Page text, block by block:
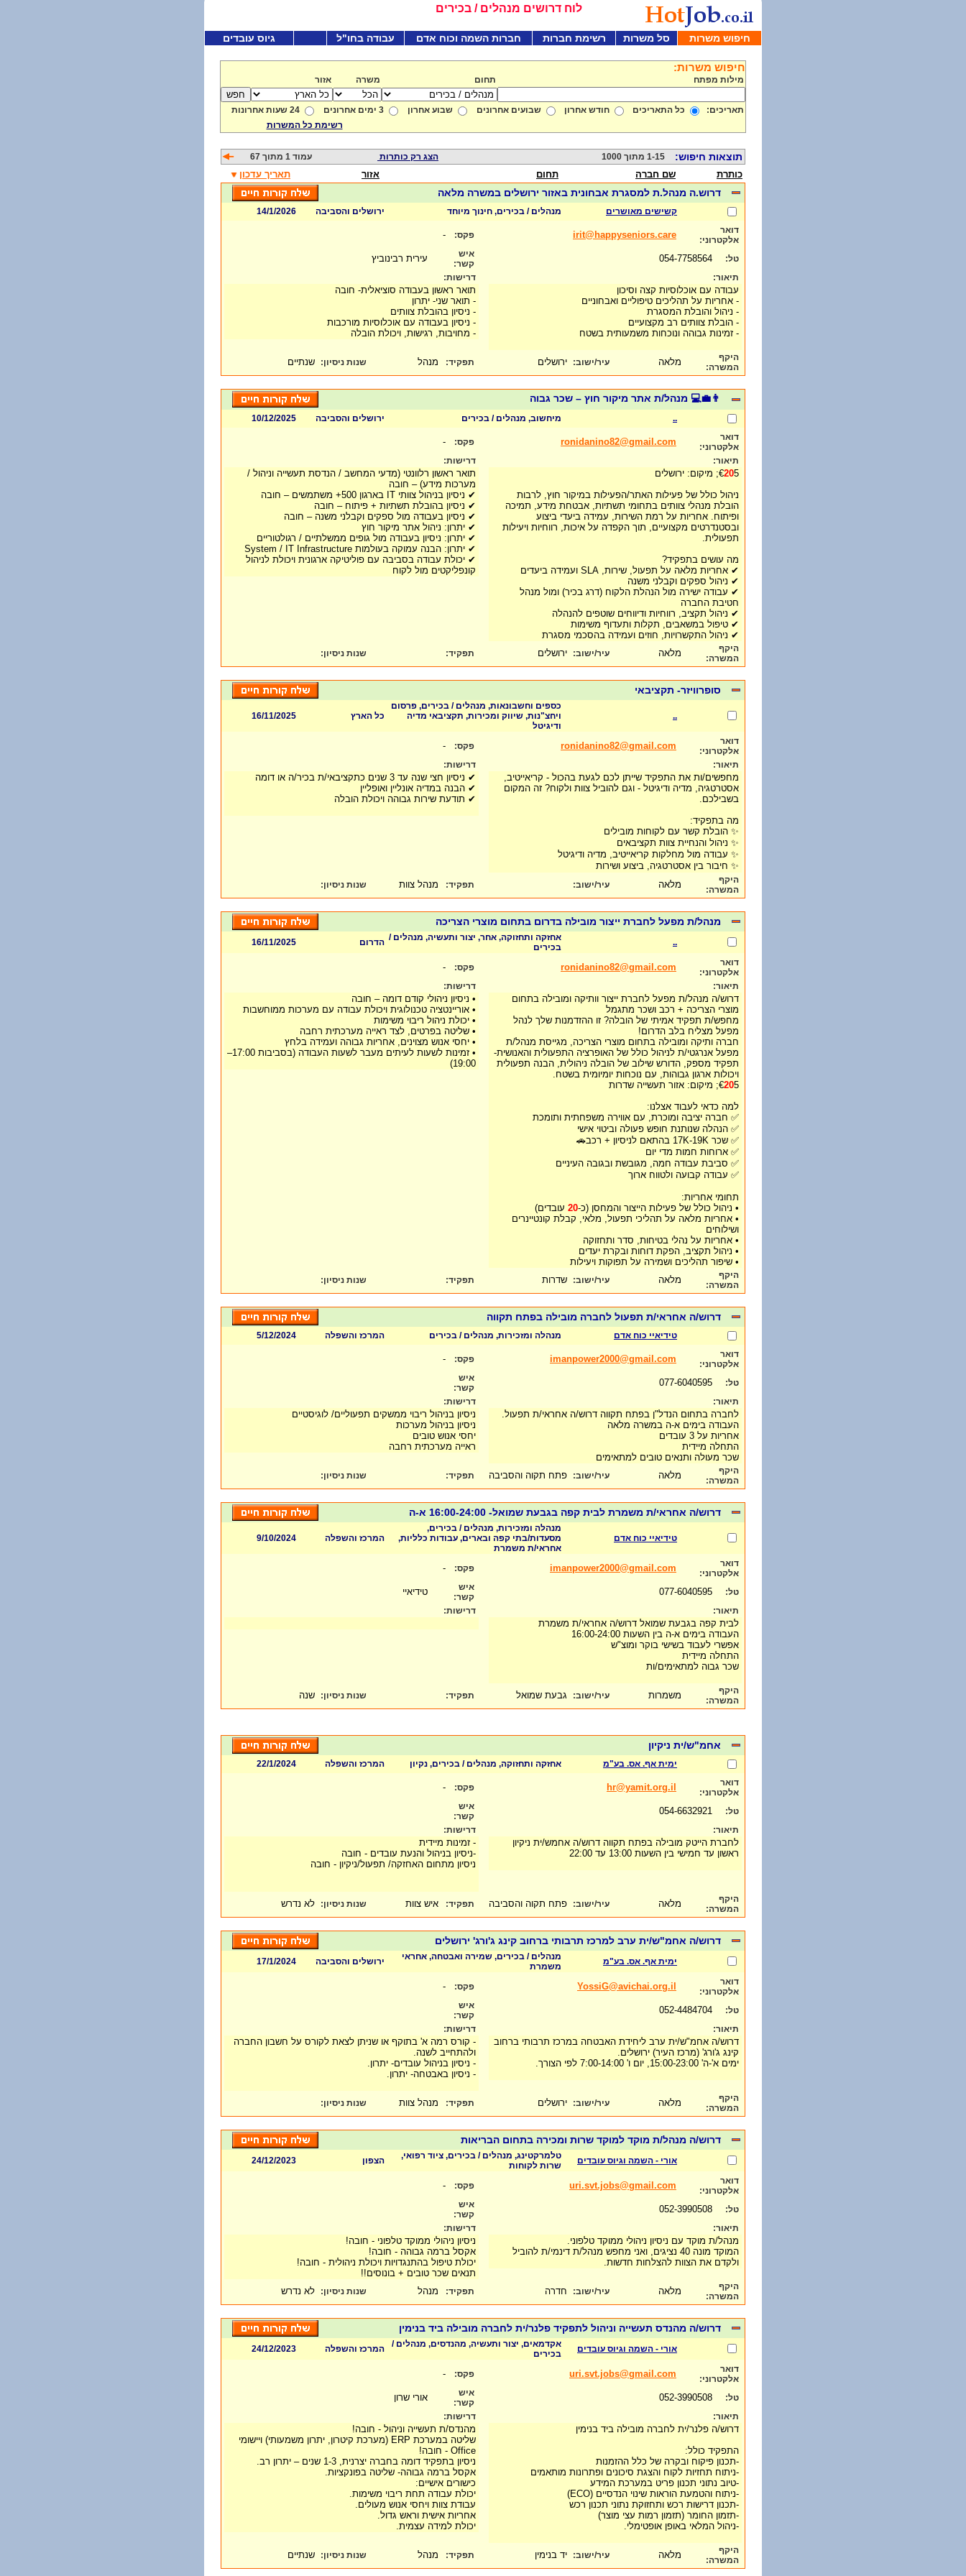
לוח דרושים מנהלים / בכירים
חיפוש משרות סל משרות רשימת חברות חברות השמה וכוח אדם עבודה בחו"ל גיוס עובדים
חיפוש משרות:
מילות מפתח תחום משרה אזור
תאריכים: כל התאריכים חודש אחרון שבועים אחרונים שבוע אחרון 3 ימים אחרונים
24 שעות אחרונות
רשימת כל המשרות
תוצאות חיפוש: 1-15 מתוך 1000 הצג רק כותרות עמוד 1 מתוך 67
כותרת שם חברה תחום אזור תאריך עדכון
דרוש.ה מנהל.ת למסגרת אבחונית באזור ירושלים במשרה מלאה
קשישים מאושרים מנהלים / בכירים, חינוך מיוחד ירושלים והסביבה
14/1/2026
דואר
אלקטרוני:
irit@happyseniors.care פקס: -
טל:
איש
קשר:
עירית רבינוביץ
תיאור:
עבודה עם אוכלוסיות קצה וסיכון
- אחריות על תהליכים טיפוליים ואבחוניים
- ניהול והובלת המסגרת
- הובלת צוותים רב מקצועיים
- זמינות גבוהה ונוכחות משמעותית בשטח
דרישות:
תואר ראשון בעבודה סוציאלית- חובה
- תואר שני- יתרון
- ניסיון בהובלת צוותים
- ניסיון בעבודה עם אוכלוסיות מורכבות
- מחויבות, רגישות, ויכולת הובלה
היקף
המשרה:
מלאה עיר/ישוב: ירושלים תפקיד: מנהל שנות ניסיון: שנתיים
👨‍💼💻 מנהל/ת אתר מיקור חוץ – שכר גבוה
.. מיחשוב, מנהלים / בכירים ירושלים והסביבה
10/12/2025
דואר
אלקטרוני:
ronidanino82@gmail.com פקס: -
תיאור:
€205; מיקום: ירושלים
ניהול כולל של פעילות האתר/הפעילות במיקור חוץ, לרבות
הובלת מנהלי צוותים בתחומי תשתיות, אבטחת מידע, תמיכה
ופיתוח. אחריות על רמת השירות, עמידה ביעדי ביצוע
ובסטנדרטים מקצועיים, תוך הקפדה על איכות, רווחיות ויעילות
תפעולית.
מה עושים בתפקיד?
✔ אחריות מלאה על תפעול, שירות, SLA ועמידה ביעדים
✔ ניהול ספקים וקבלני משנה
✔ עבודה ישירה מול הנהלת הלקוח (דרג בכיר) ומול מנהל
חטיבת החברה
✔ ניהול תקציב, רווחיות ודיווחים שוטפים להנהלה
✔ טיפול במשאבים, תקלות ותעדוף משימות
✔ ניהול התקשרויות, חוזים ועמידה בהסכמי מסגרת
דרישות:
תואר ראשון רלוונטי (מדעי המחשב / הנדסת תעשייה וניהול /
מערכות מידע) – חובה
✔ ניסיון בניהול צוותי IT בארגון 500+ משתמשים – חובה
✔ ניסיון בהובלת תשתיות + פיתוח – חובה
✔ ניסיון בעבודה מול ספקים וקבלני משנה – חובה
✔ יתרון: ניהול אתר מיקור חוץ
✔ יתרון: ניסיון בעבודה מול גופים ממשלתיים / רגולטוריים
✔ יתרון: הבנה עמוקה בעולמות System / IT Infrastructure
✔ יכולת עבודה בסביבה עם פוליטיקה ארגונית ויכולת לניהול
קונפליקטים מול לקוח
היקף
המשרה:
מלאה עיר/ישוב: ירושלים תפקיד: שנות ניסיון:
סופרוויזר- תקציבאי
..
כספים וחשבונאות, מנהלים / בכירים, פרסום
ויחצ"נות, שיווק ומכירות, תקציבאי מדיה
ודיגיטל
כל הארץ 16/11/2025
דואר
אלקטרוני:
ronidanino82@gmail.com פקס: -
תיאור:
מחפשים/ות את התפקיד שייתן לכם לגעת בהכול - קריאייטיב,
אסטרטגיה, מדיה ודיגיטל - וגם להוביל צוות ולקוח? זה המקום
בשבילכם.
מה בתפקיד:
✨ הובלת קשר עם לקוחות מובילים
✨ ניהול והנחיית צוות תקציבאים
✨ עבודה מול מחלקות קריאייטיב, מדיה ודיגיטל
✨ חיבור בין אסטרטגיה, ביצוע ושירות
דרישות:
✔ ניסיון חצי שנה עד 3 שנים כתקציבאי/ת בכיר/ה או דומה
✔ הבנה במדיה אונליין ואופליין
✔ תודעת שירות גבוהה ויכולת הובלה
היקף
המשרה:
מלאה עיר/ישוב: תפקיד: מנהל צוות שנות ניסיון:
מנהל/ת מפעל לחברת ייצור מובילה בדרום בתחום מוצרי הצריכה
..
אחזקה ותחזוקה, אחר, יצור ותעשיה, מנהלים /
בכירים
הדרום
16/11/2025
דואר
אלקטרוני:
ronidanino82@gmail.com פקס: -
תיאור:
דרוש/ה מנהל/ת מפעל לחברת ייצור וותיקה ומובילה בתחום
מוצרי הצריכה + רכב ושכר מתגמל
מחפש/ת תפקיד אמיתי של הובלה? זו ההזדמנות שלך לנהל
מפעל מצליח בלב הדרום!
חברה ותיקה ומובילה בתחום מוצרי הצריכה, מגייסת מנהל/ת
מפעל אנרגטי/ת לניהול כולל של האופרציה התפעולית והאנושית-
תפקיד מספק, הדורש שילוב של הובלה ניהולית, הבנה תפעולית
ויכולות ארגון גבוהות, עם נוכחות יומיומית בשטח.
€205; מיקום: אזור תעשייה שדרות
למה כדאי לעבוד אצלנו:
✅ חברה יציבה ומוכרת, עם אווירה משפחתית ותומכת
✅ הנהלה שנותנת חופש פעולה וביטוי אישי
✅ שכר 17K-19K בהתאם לניסיון + רכב🚗
✅ ארוחות חמות מדי יום
✅ סביבת עבודה חמה, מגובשת ובגובה העיניים
✅ עבודה קבועה ולטווח ארוך
תחומי אחריות:
• ניהול כולל של פעילות הייצור והמחסן (כ-20 עובדים)
• אחריות מלאה על תהליכי תפעול, מלאי, קבלת קונטיינרים
ושילוחים
• אחריות על נהלי בטיחות, סדר ותחזוקה
• ניהול תקציב, הפקת דוחות ובקרת יעדים
• שיפור תהליכים ושמירה על תפוקות ויעילות
דרישות:
• ניסיון ניהולי קודם דומה – חובה
• אוריינטציה טכנולוגית ויכולת עבודה עם מערכות ממוחשבות
• יכולת ניהול ריבוי משימות
• שליטה בפרטים, לצד ראייה מערכתית רחבה
• יחסי אנוש מצוינים, אחריות גבוהה ועמידה בלחץ
• זמינות לשעות לעיתים מעבר לשעות העבודה (בסביבות 17:00–
19:00)
היקף
המשרה:
מלאה עיר/ישוב: שדרות תפקיד: שנות ניסיון:
דרוש/ה אחראי/ת תפעול לחברה מובילה בפתח תקווה
טידיאיי כוח אדם מנהלה ומזכירות, מנהלים / בכירים המרכז והשפלה
5/12/2024
דואר
אלקטרוני:
imanpower2000@gmail.com פקס: -
טל:
איש
קשר:
תיאור:
לחברה בתחום הנדל"ן בפתח תקווה דרוש/ה אחראי/ת תפעול.
העבודה בימים א-ה במשרה מלאה
אחריות על 3 עובדים
התחלה מיידית
שכר מעולה ותנאים טובים למתאימים
דרישות:
ניסיון בניהול ריבוי ממשקים תפעוליים/ לוגיסטיים
ניסיון בניהול מערכות
יחסי אנוש טובים
ראייה מערכתית רחבה
היקף
המשרה:
מלאה עיר/ישוב: פתח תקוה והסביבה תפקיד: שנות ניסיון:
דרוש/ה אחראי/ת משמרת לבית קפה בגבעת שמואל- 16:00-24:00 א-ה
טידיאיי כוח אדם
מנהלה ומזכירות, מנהלים / בכירים,
מסעדות/בתי קפה ובארים, עבודות כלליות,
אחראי/ת משמרת
המרכז והשפלה 9/10/2024
דואר
אלקטרוני:
imanpower2000@gmail.com פקס: -
טל:
איש
קשר:
טידיאיי
תיאור:
לבית קפה בגבעת שמואל דרוש/ה אחראי/ת משמרת
העבודה בימים א-ה בין השעות 16:00-24:00
אפשרי לעבוד בשישי בוקר ומוצ"ש
התחלה מיידית
שכר גבוה למתאימים/ות
דרישות:
היקף
המשרה:
משמרות עיר/ישוב: גבעת שמואל תפקיד: שנות ניסיון: שנה
אחמ"ש/ית ניקיון
ימית אף. אס. בע"מ אחזקה ותחזוקה, מנהלים / בכירים, נקיון המרכז והשפלה
22/1/2024
דואר
אלקטרוני:
hr@yamit.org.il פקס: -
טל:
איש
קשר:
תיאור:
לחברת הייטק מובילה בפתח תקווה דרוש/ה אחמש/ית ניקיון
ראשון עד חמישי בין השעות 13:00 עד 22:00
דרישות:
- זמינות מיידית
-ניסיון בניהול והנעת עובדים - חובה
ניסיון מתחום האחזקה/ תפעול/ניקיון - חובה
היקף
המשרה:
מלאה עיר/ישוב: פתח תקוה והסביבה תפקיד: איש צוות שנות ניסיון: לא נדרש
דרוש/ה אחמ"ש/ית ערב למרכז תרבותי ברחוב קינג ג'ורג' ירושלים
ימית אף. אס. בע"מ
מנהלים / בכירים, שמירה ואבטחה, אחראי
משמרת
ירושלים והסביבה
17/1/2024
דואר
אלקטרוני:
YossiG@avichai.org.il פקס: -
טל:
איש
קשר:
תיאור:
דרוש/ה אחמ"ש/ית ערב ליחידת האבטחה במרכז תרבותי ברחוב
קינג ג'ורג' (מרכז העיר) ירושלים.
ימים א'-ה' 15:00-23:00, יום ו' 7:00-14:00 לפי הצורך.
דרישות:
- קורס רמה א' בתוקף או שניתן לצאת לקורס על חשבון החברה
ולהתחייב לשנה.
- ניסיון בניהול עובדים- יתרון.
- ניסיון באבטחה- יתרון.
היקף
המשרה:
מלאה עיר/ישוב: ירושלים תפקיד: מנהל צוות שנות ניסיון:
דרוש/ה מנהל/ת מוקד למוקד שרות ומכירה בתחום הבריאות
אורי - השמה וגיוס עובדים
טלמרקטינג, מנהלים / בכירים, ציוד רפואי,
שרות לקוחות
הצפון
24/12/2023
דואר
אלקטרוני:
uri.svt.jobs@gmail.com פקס: -
טל:
איש
קשר:
תיאור:
מנהל/ת מוקד עם ניסיון ניהולי ממוקד טלפוני.
המוקד מונה 40 נציגים, ואני מחפש מנהל/ת דינמי/ת להוביל
ולקדם את הצוות להצלחות חדשות.
דרישות:
ניסיון ניהולי ממוקד טלפוני - חובה!
אקסל ברמה גבוהה - חובה!
יכולת טיפול בהתנגדויות ויכולת ניהולית - חובה!
תנאים שכר טובים + בונוסים!!
היקף
המשרה:
מלאה עיר/ישוב: חדרה תפקיד: מנהל שנות ניסיון: לא נדרש
דרוש/ה מהנדס תעשייה וניהול לתפקיד פלנר/ית לחברה מובילה ביד בנימין
אורי - השמה וגיוס עובדים
אקדמאים, יצור ותעשיה, מהנדסים, מנהלים /
בכירים
המרכז והשפלה
24/12/2023
דואר
אלקטרוני:
uri.svt.jobs@gmail.com פקס: -
טל:
איש
קשר:
אורי שרון
תיאור:
דרוש/ה פלנר/ית לחברה מובילה ביד בנימין
התפקיד כולל:
-תכנון פיקוח ובקרה של כלל ההזמנות
-ניתוח תחזיות לקוח והצגת סיכונים ופתרונות מותאמים
-טיוב נתוני תכנון פריט במערכת המידע
-ניתוח והטמעת הוראות שינוי הנדסיים (ECO)
-תכנון דרישות רכש ותחזוקת נתוני תכנון רכש
-תזמון החומר (תזמון רמות עצי מוצר)
-ניהול המלאי באופן אופטימלי.
דרישות:
מהנדס/ת תעשייה וניהול - חובה!
שליטה במערכת ERP (מערכת קיטרון, יתרון משמעותי) ויישומי
Office - חובה!
ניסיון בתפקיד דומה בחברה יצרנית, 1-3 שנים – יתרון רב.
אקסל ברמה גבוהה- שליטה בפונקציות.
כישורים אישיים:
יכולת עבודה תחת ריבוי משימות.
עבודת צוות ויחסי אנוש מעולים.
אחריות אישית וראש גדול.
יכולת למידה עצמית.
היקף
המשרה:
מלאה עיר/ישוב: יד בנימין תפקיד: מנהל שנות ניסיון: שנתיים